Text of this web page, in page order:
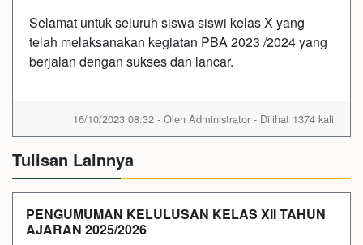
Selamat untuk seluruh siswa siswi kelas X yang
telah melaksanakan kegiatan PBA 2023 /2024 yang
berjalan dengan sukses dan lancar.
16/10/2023 08:32 - Oleh Administrator - Dilihat 1374 kali
Tulisan Lainnya
PENGUMUMAN KELULUSAN KELAS XII TAHUN
AJARAN 2025/2026